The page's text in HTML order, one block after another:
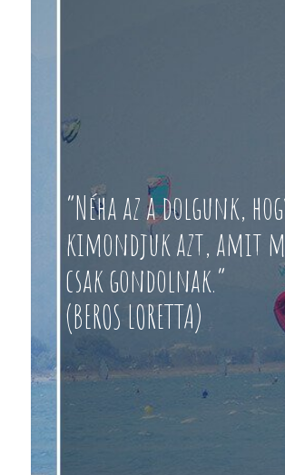
“Néha az a dolgunk,
kimondjuk azt, amit
csak gondolnak.”
(BEROS LORETTA)